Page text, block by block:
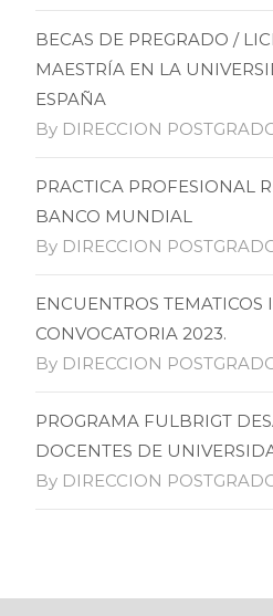
BECAS DE PREGRADO /
MAESTRÍA EN LA
ESPAÑA
By DIRECCION
PRACTICA PROFESIONAL
BANCO MUNDIAL
By DIRECCION
ENCUENTROS
CONVOCATORIA 2023.
By DIRECCION
PROGRAMA FULBRIGT
DOCENTES DE
By DIRECCION